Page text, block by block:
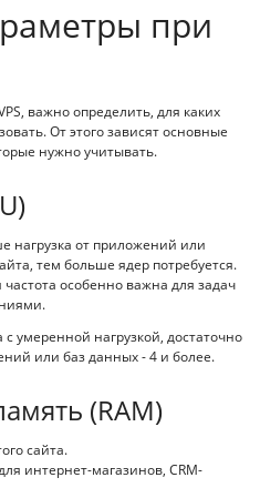
при
важно определить, для каких
От этого зависят основные
нужно учитывать.
нагрузка от приложений или
тем больше ядер потребуется.
частота особенно важна для задач
умеренной нагрузкой, достаточно
или баз данных - 4 и более.
(RAM)
сайта.
интернет-магазинов, CRM-